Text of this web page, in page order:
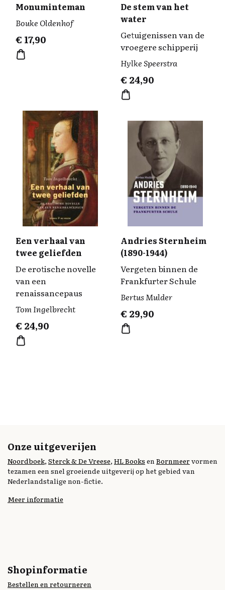
Monuminteman
Bouke Oldenhof
€ 17,90
De stem van het
water
Getuigenissen van de
vroegere schipperij
Hylke Speerstra
€ 24,90
Een verhaal van
twee geliefden
De erotische novelle
van een
renaissancepaus
Tom Ingelbrecht
€ 24,90
Andries Sternheim
(1890-1944)
Vergeten binnen de
Frankfurter Schule
Bertus Mulder
€ 29,90
Onze uitgeverijen
Noordboek, Sterck & De Vreese, HL Books enBornmeervormen
tezamen een snel groeiende uitgeverij op het gebied van
Nederlandstalige non-fictie.
Meer informatie
Shopinformatie
Bestellen en retourneren